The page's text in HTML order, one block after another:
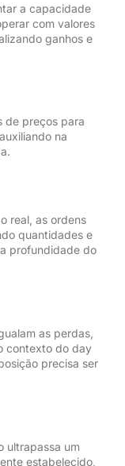
a capacidade
com valores
ganhos e
de preços para
na
real, as ordens
quantidades e
profundidade do
as perdas,
contexto do day
precisa ser
ultrapassa um
estabelecido,